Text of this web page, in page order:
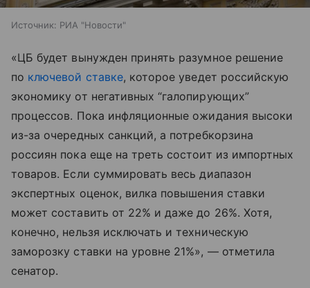
Источник: РИА "Новости"
«ЦБ будет вынужден принять разумное решение
по ключевой ставке, которое уведет российскую
экономику от негативных “галопирующих”
процессов. Пока инфляционные ожидания высоки
из-за очередных санкций, а потребкорзина
россиян пока еще на треть состоит из импортных
товаров. Если суммировать весь диапазон
экспертных оценок, вилка повышения ставки
может составить от 22% и даже до 26%. Хотя,
конечно, нельзя исключать и техническую
заморозку ставки на уровне 21%», — отметила
сенатор.